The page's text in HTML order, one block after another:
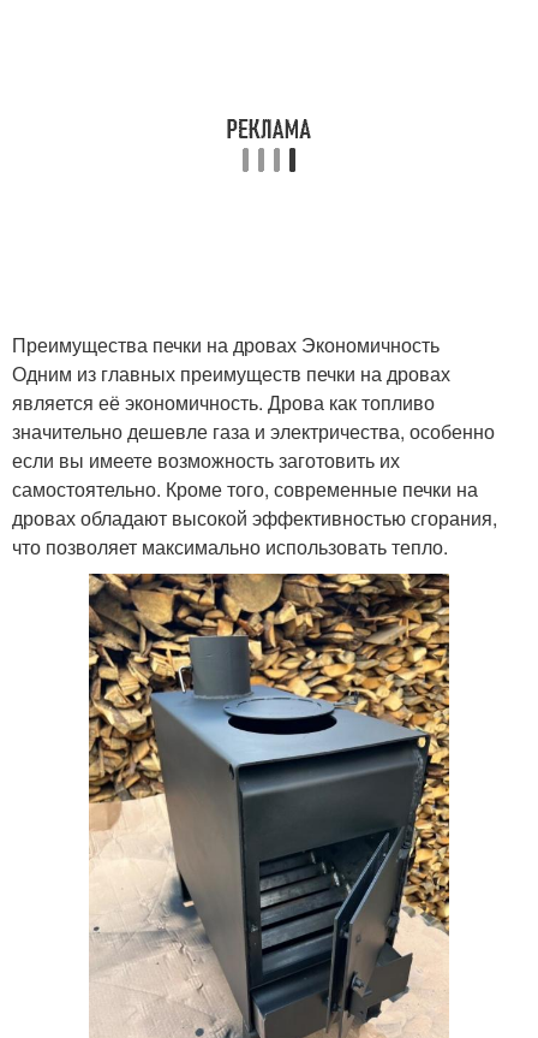
Преимущества печки на дровах Экономичность
Одним из главных преимуществ печки на дровах
является её экономичность. Дрова как топливо
значительно дешевле газа и электричества, особенно
если вы имеете возможность заготовить их
самостоятельно. Кроме того, современные печки на
дровах обладают высокой эффективностью сгорания,
что позволяет максимально использовать тепло.